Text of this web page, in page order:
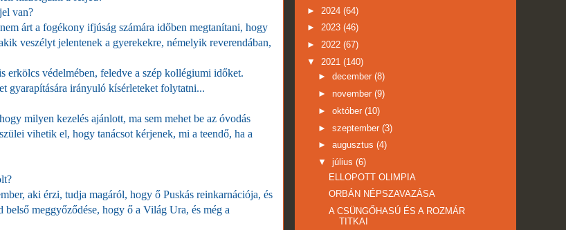
van?
árt a fogékony ifjúság számára időben megtanítani, hogy
veszélyt jelentenek a gyerekekre, némelyik reverendában,
erkölcs védelmében, feledve a szép kollégiumi időket.
gyarapítására irányuló kísérleteket folytatni...
milyen kezelés ajánlott, ma sem mehet be az óvodás
vihetik el, hogy tanácsot kérjenek, mi a teendő, ha a
aki érzi, tudja magáról, hogy ő Puskás reinkarnációja, és
meggyőződése, hogy ő a Világ Ura, és még a
► 2024 (64)
► 2023 (46)
► 2022 (67)
▼ 2021 (140)
► december (8)
► november (9)
► október (10)
► szeptember (3)
► augusztus (4)
▼ július (6)
ELLOPOTT OLIMPIA
ORBÁN NÉPSZAVAZÁSA
A CSÜNGŐHASÚ ÉS A ROZMÁR
TITKAI